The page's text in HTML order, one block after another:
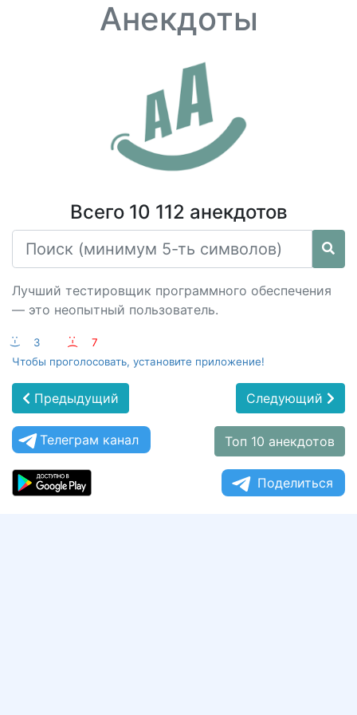
Анекдоты
Всего 10 112 анекдотов
Лучший тестировщик программного обеспечения
— это неопытный пользователь.
:-) 3 :-(
7
Чтобы проголосовать, установите приложение!
Предыдущий Следующий
Телеграм канал Топ 10 анекдотов
Поделиться